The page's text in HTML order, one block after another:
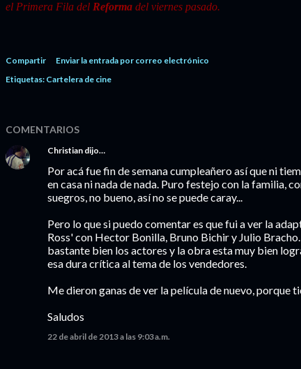
el Primera Fila del Reforma del viernes pasado.
Compartir
Enviar la entrada por correo electrónico
Etiquetas: Cartelera de cine
COMENTARIOS
Christian dijo…
Por acá fue fin de semana cumpleañero así que ni
en casa ni nada de nada. Puro festejo con la familia,
suegros, no bueno, así no se puede caray...
Pero lo que si puedo comentar es que fui a ver la
Ross' con Hector Bonilla, Bruno Bichir y Julio
bastante bien los actores y la obra esta muy bien
esa dura crítica al tema de los vendedores.
Me dieron ganas de ver la película de nuevo, porque
Saludos
22 de abril de 2013 a las 9:03 a.m.